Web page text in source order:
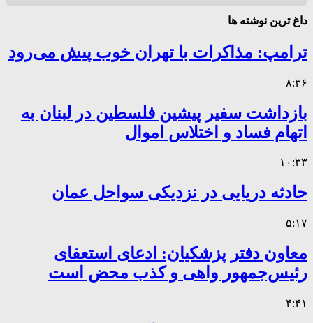
داغ ترین نوشته ها
ترامپ: مذاکرات با تهران خوب پیش می‌رود
۸:۳۶
بازداشت سفیر پیشین فلسطین در لبنان به
اتهام فساد و اختلاس اموال
۱۰:۳۳
حادثه دریایی در نزدیکی سواحل عمان
۵:۱۷
معاون دفتر پزشکیان: ادعای استعفای
رئیس‌جمهور واهی و کذب محض است
۴:۴۱